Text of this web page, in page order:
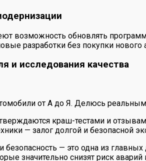
возможность обновлять
разработки без покупки нового
и исследования качества
от А до Я. Делюсь
краш-тестами и
— залог долгой и безопасной
безопасность — это одна из
значительно снизят риск